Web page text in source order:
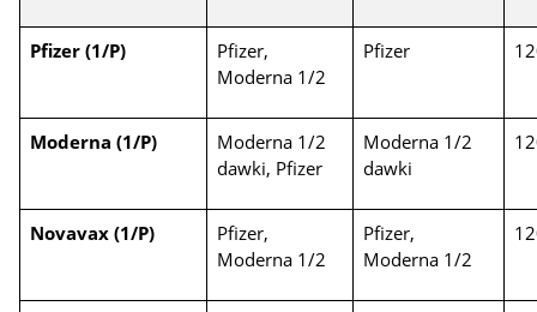
Pfizer (1/P)
Pfizer,
Moderna 1/2
Pfizer
Moderna (1/P)
Moderna 1/2
dawki, Pfizer
Moderna 1/2
dawki
Novavax (1/P)
Pfizer,
Moderna 1/2
Pfizer,
Moderna 1/2